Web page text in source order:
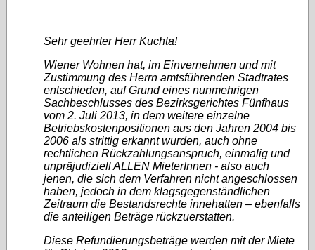
Sehr geehrter Herr Kuchta!
Wiener Wohnen hat, im Einvernehmen und mit
Zustimmung des Herrn amtsführenden Stadtrates
entschieden, auf Grund eines nunmehrigen
Sachbeschlusses des Bezirksgerichtes Fünfhaus
vom 2. Juli 2013, in dem weitere einzelne
Betriebskostenpositionen aus den Jahren 2004 bis
2006 als strittig erkannt wurden, auch ohne
rechtlichen Rückzahlungsanspruch, einmalig und
unpräjudiziell ALLEN MieterInnen - also auch
jenen, die sich dem Verfahren nicht angeschlossen
haben, jedoch in dem klagsgegenständlichen
Zeitraum die Bestandsrechte innehatten – ebenfalls
die anteiligen Beträge rückzuerstatten.
Diese Refundierungsbeträge werden mit der Miete